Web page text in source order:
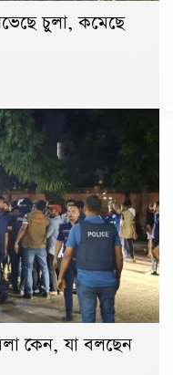
চুলা, কমেছে
কেন, যা বলছেন